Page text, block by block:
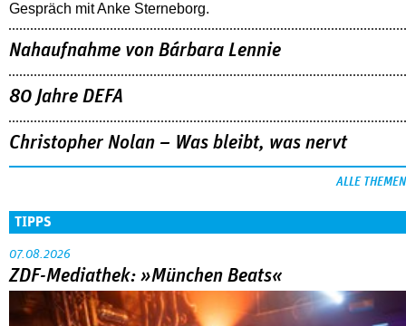
Gespräch mit Anke Sterneborg.
Nahaufnahme von Bárbara Lennie
80 Jahre DEFA
Christopher Nolan – Was bleibt, was nervt
ALLE THEMEN
TIPPS
07.08.2026
ZDF-Mediathek: »München Beats«